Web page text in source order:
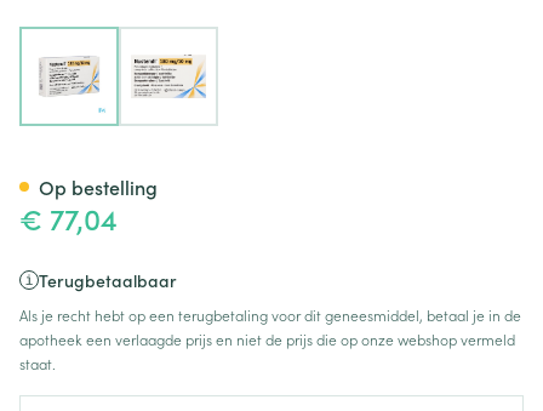
€ 77,04
Terugbetaalbaar
Als je recht hebt op een terugbetaling voor dit geneesmiddel, betaal je in de
apotheek een verlaagde prijs en niet de prijs die op onze webshop vermeld
staat.
Op bestelling